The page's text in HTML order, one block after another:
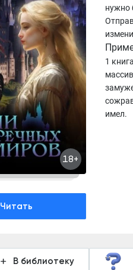
18+
Читать
нужно
1
имел.
В библиотеку